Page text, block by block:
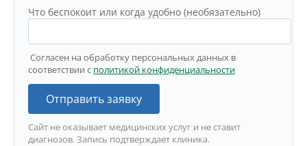
Что беспокоит или когда удобно (необязательно)
Согласен на обработку персональных данных в
соответствии с политикой конфиденциальности
Отправить заявку
Сайт не оказывает медицинских услуг и не ставит
диагнозов. Запись подтверждает клиника.